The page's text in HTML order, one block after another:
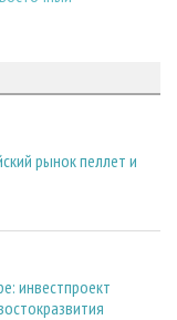
рынок пеллет и
инвестпроект